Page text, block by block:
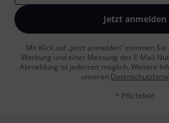
Jetzt anmelden
Mit Klick auf „Jetzt anmelden“ stimmen
Werbung und einer Messung des E-Mail-
Abmeldung ist jederzeit möglich. Weitere
unseren
* Pflichtfeld